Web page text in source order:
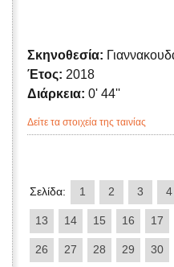
Σκηνοθεσία:
Έτος: 2018
Διάρκεια: 0' 44''
Δείτε τα στοιχεία της ταινίας
Σελίδα: 1 2 3 4
13 14 15 16 17
26 27 28 29 30